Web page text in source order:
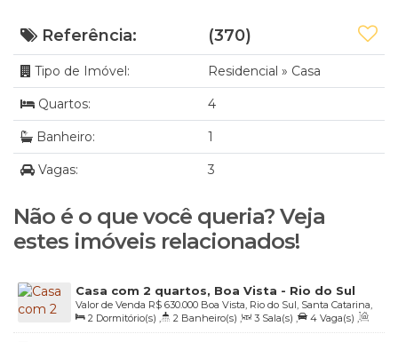
Referência: (370)
Tipo de Imóvel: Residencial » Casa
Quartos: 4
Banheiro: 1
Vagas: 3
Não é o que você queria? Veja
estes imóveis relacionados!
Casa com 2 quartos, Boa Vista - Rio do Sul
R$ 630.000
Valor de Venda
Boa Vista, Rio do Sul, Santa Catarina,
Brasil
2 Dormitório(s) , 2 Banheiro(s) , 3 Sala(s) , 4 Vaga(s) ,
Útil: 140.00m² , Terreno: 387.14m² , Fundos: 9.80m ,
Frente: